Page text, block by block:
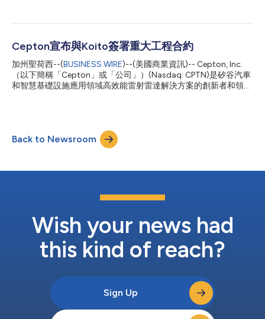
級汽車解決方案產業化方面的廣泛專業知識相結合。 提高財務...
全現金交易中以每股3.17美元收購Koito未持有的公司全部流通
（星期五）的收盤價相較，溢價約25.3%。交易的重要條款將在
Cepton今天遞交給美國證券交易委員會的Form 8-K現況報告中說
明。 擬議交易將補充Koito現有的感測器技術路線圖，同時為
Cepton提供對其雷射雷達技術的商業化至關重要的財務穩定性和
可擴充性。交易完成後，Cepton將作為Koito在美國的一家私人間
Cepton宣布與Koito簽署重大工程合約
加州聖荷西--(BUSINESS WIRE)--(美國商業資訊)-- Cepton, Inc.
（以下簡稱「Cepton」或「公司」）(Nasdaq: CPTN)是矽谷汽車
和智慧基礎設施應用領域高效能雷射雷達解決方案的創新者和領導
款，Koito將在截至2024年6月30日的季度內向Cepton提供總額
為1000萬美元的工程服務費，以支援Cepton和Koito最近獲得的
一項重要的全球OEM專案。 該協議將推動Cepton針對其近程雷射
述OEM專案以及其他多個OEM客戶中，以實現4級自動駕駛功能，
Pei博士表示：「與Koito的合作正值Cepton準備實施新的OEM專
案的關鍵時刻。我們很高興能深化與Koito的合作，推動可擴展雷
Back to Newsroom
Wish your news had
this kind of reach?
Sign Up